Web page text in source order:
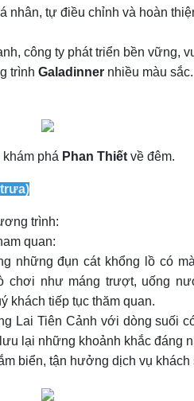
nhân, tự điều chỉnh và hoàn
công ty phát triển bền vững,
trình Galadinner nhiều màu sắc.
phá Phan Thiết về đêm.
trình:
quan:
những đụn cát khổng lồ có
chơi như máng trượt, uống
khách tiếp tục thăm quan.
Lai Tiên Cảnh với dòng suối
lại những khoảnh khắc đáng
biển, tận hưởng dịch vụ khách